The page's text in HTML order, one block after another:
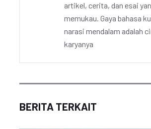
artikel, cerita, dan esai
memukau. Gaya bahasa
narasi mendalam adalah
karyanya
BERITA TERKAIT